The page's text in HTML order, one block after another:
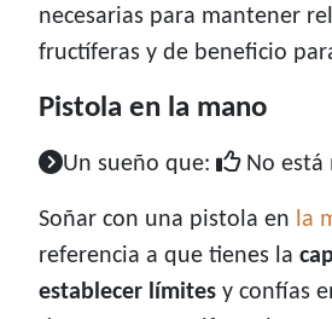
necesarias para mantener
fructíferas y de beneficio
Pistola en la mano
Un sueño que: No está
Soñar con una pistola en la
referencia a que tienes la
establecer límites y confías